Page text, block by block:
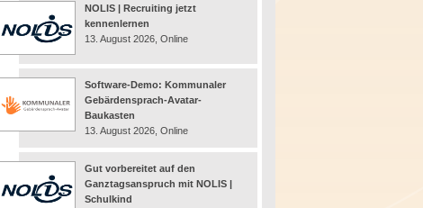
NOLIS | Recruiting jetzt
kennenlernen
13. August 2026, Online
Software-Demo: Kommunaler
Gebärdensprach-Avatar-
Baukasten
13. August 2026, Online
Gut vorbereitet auf den
Ganztagsanspruch mit NOLIS |
Schulkind